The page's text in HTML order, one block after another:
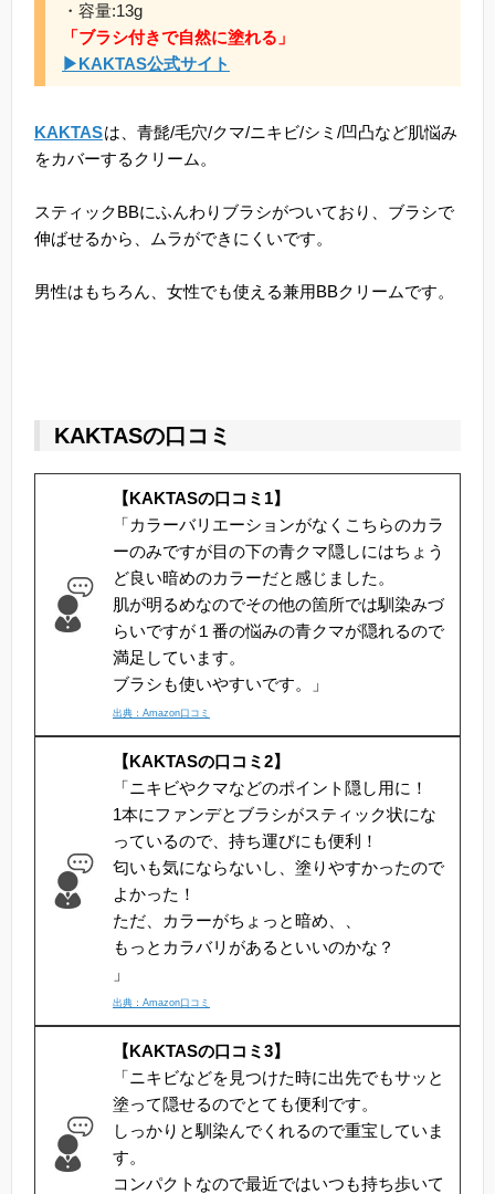
・容量:13g
「ブラシ付きで自然に塗れる」
▶KAKTAS公式サイト
KAKTASは、青髭/毛穴/クマ/ニキビ/シミ/凹凸など肌悩み
をカバーするクリーム。
スティックBBにふんわりブラシがついており、ブラシで
伸ばせるから、ムラができにくいです。
男性はもちろん、女性でも使える兼用BBクリームです。
KAKTASの口コミ
【KAKTASの口コミ1】
「カラーバリエーションがなくこちらのカラ
ーのみですが目の下の青クマ隠しにはちょう
ど良い暗めのカラーだと感じました。
肌が明るめなのでその他の箇所では馴染みづ
らいですが１番の悩みの青クマが隠れるので
満足しています。
ブラシも使いやすいです。」
出典：Amazon口コミ
【KAKTASの口コミ2】
「ニキビやクマなどのポイント隠し用に！
1本にファンデとブラシがスティック状にな
っているので、持ち運びにも便利！
匂いも気にならないし、塗りやすかったので
よかった！
ただ、カラーがちょっと暗め、、
もっとカラバリがあるといいのかな？
」
出典：Amazon口コミ
【KAKTASの口コミ3】
「ニキビなどを見つけた時に出先でもサッと
塗って隠せるのでとても便利です。
しっかりと馴染んでくれるので重宝していま
す。
コンパクトなので最近ではいつも持ち歩いて